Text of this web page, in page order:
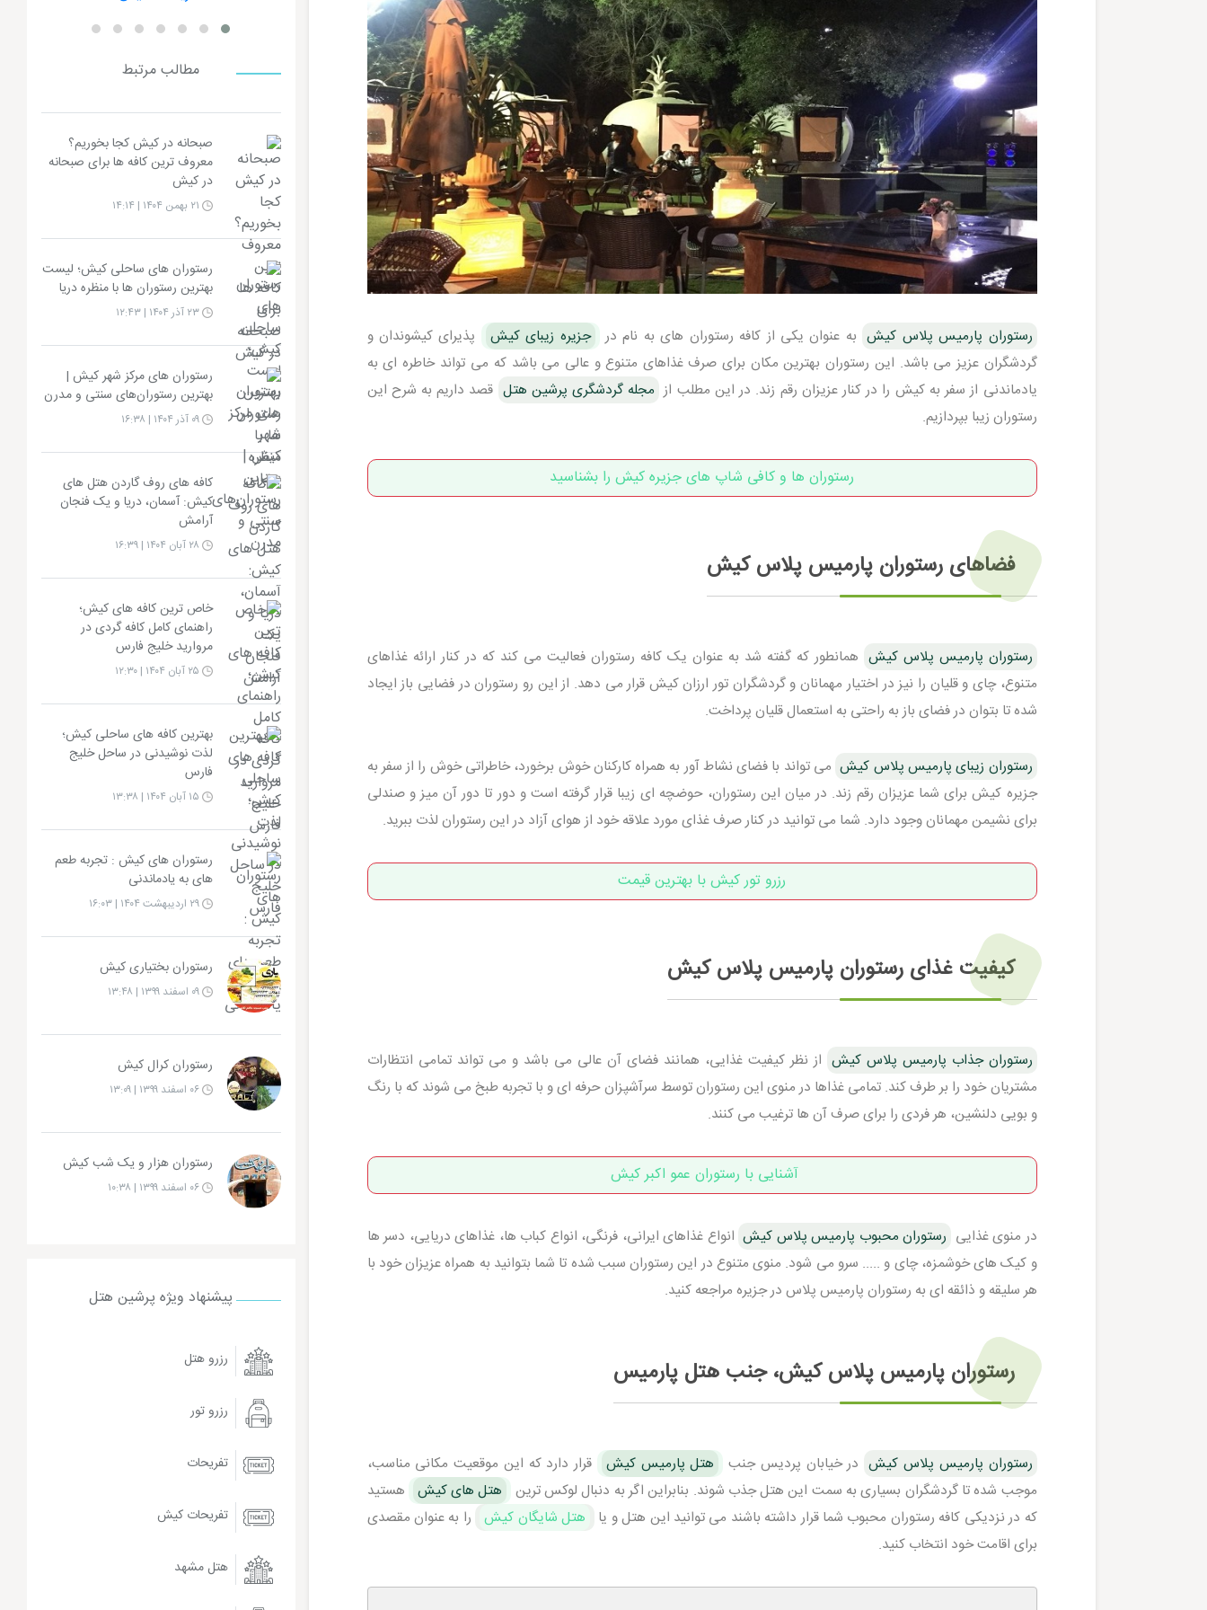
رستوران پارمیس پلاس کیش به عنوان یکی از کافه رستوران های به نام در جزیره زیبای کیش
پذیرای کیشوندان و
گردشگران عزیز می باشد. این رستوران بهترین مکان برای صرف غذاهای متنوع و عالی می باشد که می تواند خاطره ای به
یادماندنی از سفر به کیش را در کنار عزیزان رقم زند. در این مطلب از مجله گردشگری پرشین هتل قصد داریم به شرح این
رستوران زیبا بپردازیم.
رستوران ها و کافی شاپ های جزیره کیش را بشناسید
فضاهای رستوران پارمیس پلاس کیش
رستوران پارمیس پلاس کیش همانطور که گفته شد به عنوان یک کافه رستوران فعالیت می کند که در کنار ارائه غذاهای
متنوع، چای و قلیان را نیز در اختیار مهمانان و گردشگران تور ارزان کیش قرار می دهد. از این رو رستوران در فضایی باز ایجاد
شده تا بتوان در فضای باز به راحتی به استعمال قلیان پرداخت.
رستوران زیبای پارمیس پلاس کیش می تواند با فضای نشاط آور به همراه کارکنان خوش برخورد، خاطراتی خوش را از سفر به
جزیره کیش برای شما عزیزان رقم زند. در میان این رستوران، حوضچه ای زیبا قرار گرفته است و دور تا دور آن میز و صندلی
برای نشیمن مهمانان وجود دارد. شما می توانید در کنار صرف غذای مورد علاقه خود از هوای آزاد در این رستوران لذت ببرید.
رزرو تور کیش با بهترین قیمت
کیفیت غذای رستوران پارمیس پلاس کیش
رستوران جذاب پارمیس پلاس کیش از نظر کیفیت غذایی، همانند فضای آن عالی می باشد و می تواند تمامی انتظارات
مشتریان خود را بر طرف کند. تمامی غذاها در منوی این رستوران توسط سرآشپزان حرفه ای و با تجربه طبخ می شوند که با رنگ
و بویی دلنشین، هر فردی را برای صرف آن ها ترغیب می کنند.
آشنایی با رستوران عمو اکبر کیش
در منوی غذایی رستوران محبوب پارمیس پلاس کیش انواع غذاهای ایرانی، فرنگی، انواع کباب ها، غذاهای دریایی، دسر ها
و کیک های خوشمزه، چای و ..... سرو می شود. منوی متنوع در این رستوران سبب شده تا شما بتوانید به همراه عزیزان خود با
هر سلیقه و ذائقه ای به رستوران پارمیس پلاس در جزیره مراجعه کنید.
رستوران پارمیس پلاس کیش، جنب هتل پارمیس
رستوران پارمیس پلاس کیش در خیابان پردیس جنب هتل پارمیس کیش
قرار دارد که این موقعیت مکانی مناسب،
موجب شده تا گردشگران بسیاری به سمت این هتل جذب شوند. بنابراین اگر به دنبال لوکس ترین
هتل های کیش هستید
که در نزدیکی کافه رستوران محبوب شما قرار داشته باشند می توانید این هتل و یا
هتل شایگان کیش را به عنوان مقصدی
برای اقامت خود انتخاب کنید.
مطالب مرتبط
صبحانه در کیش کجا بخوریم؟
معروف ترین کافه ها برای صبحانه
در کیش
رستوران های ساحلی کیش؛ لیست
بهترین رستوران ها با منظره دریا
۲۳ آذر ۱۴۰۴ | ۱۲:۴۳
رستوران های مرکز شهر کیش |
بهترین رستوران‌های سنتی و مدرن
۰۹ آذر ۱۴۰۴ | ۱۶:۳۸
کافه های روف گاردن هتل های
کیش: آسمان، دریا و یک فنجان
آرامش
خاص ترین کافه های کیش؛
راهنمای کامل کافه گردی در
مروارید خلیج فارس
بهترین کافه های ساحلی کیش؛
لذت نوشیدنی در ساحل خلیج
فارس
رستوران های کیش : تجربه طعم
های به یادماندنی
۲۹ اردیبهشت ۱۴۰۴ | ۱۶:۰۳
رستوران بختیاری کیش
۰۹ اسفند ۱۳۹۹ | ۱۳:۴۸
رستوران کرال کیش
۰۶ اسفند ۱۳۹۹ | ۱۳:۰۹
رستوران هزار و یک شب کیش
۰۶ اسفند ۱۳۹۹ | ۱۰:۳۸
پیشنهاد ویژه پرشین هتل
رزرو هتل
رزرو تور
تفریحات
تفریحات کیش
هتل مشهد